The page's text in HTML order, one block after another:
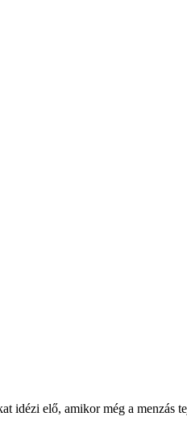
elő, amikor még a menzás